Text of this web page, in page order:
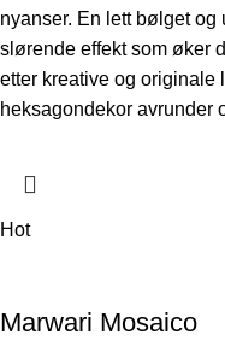
nyanser. En lett bølget og
slørende effekt som øker
etter kreative og originale
heksagondekor avrunder
Hot
Marwari Mosaico